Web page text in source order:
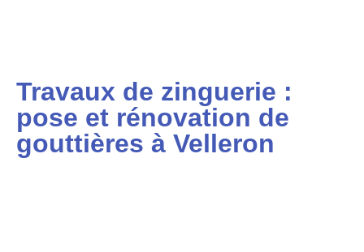
Travaux de zinguerie :
pose et rénovation de
gouttières à Velleron